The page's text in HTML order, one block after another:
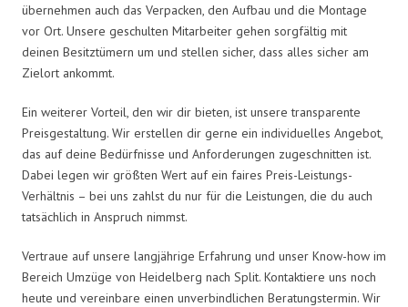
übernehmen auch das Verpacken, den Aufbau und die Montage
vor Ort. Unsere geschulten Mitarbeiter gehen sorgfältig mit
deinen Besitztümern um und stellen sicher, dass alles sicher am
Zielort ankommt.
Ein weiterer Vorteil, den wir dir bieten, ist unsere transparente
Preisgestaltung. Wir erstellen dir gerne ein individuelles Angebot,
das auf deine Bedürfnisse und Anforderungen zugeschnitten ist.
Dabei legen wir größten Wert auf ein faires Preis-Leistungs-
Verhältnis – bei uns zahlst du nur für die Leistungen, die du auch
tatsächlich in Anspruch nimmst.
Vertraue auf unsere langjährige Erfahrung und unser Know-how im
Bereich Umzüge von Heidelberg nach Split. Kontaktiere uns noch
heute und vereinbare einen unverbindlichen Beratungstermin. Wir